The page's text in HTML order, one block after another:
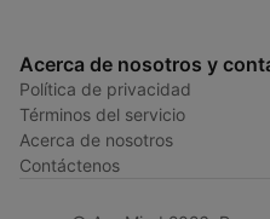
Acerca de nosotros y
Política de privacidad
Términos del servicio
Acerca de nosotros
Contáctenos